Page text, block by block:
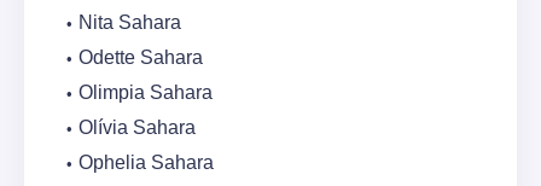
Nita Sahara
Odette Sahara
Olimpia Sahara
Olívia Sahara
Ophelia Sahara